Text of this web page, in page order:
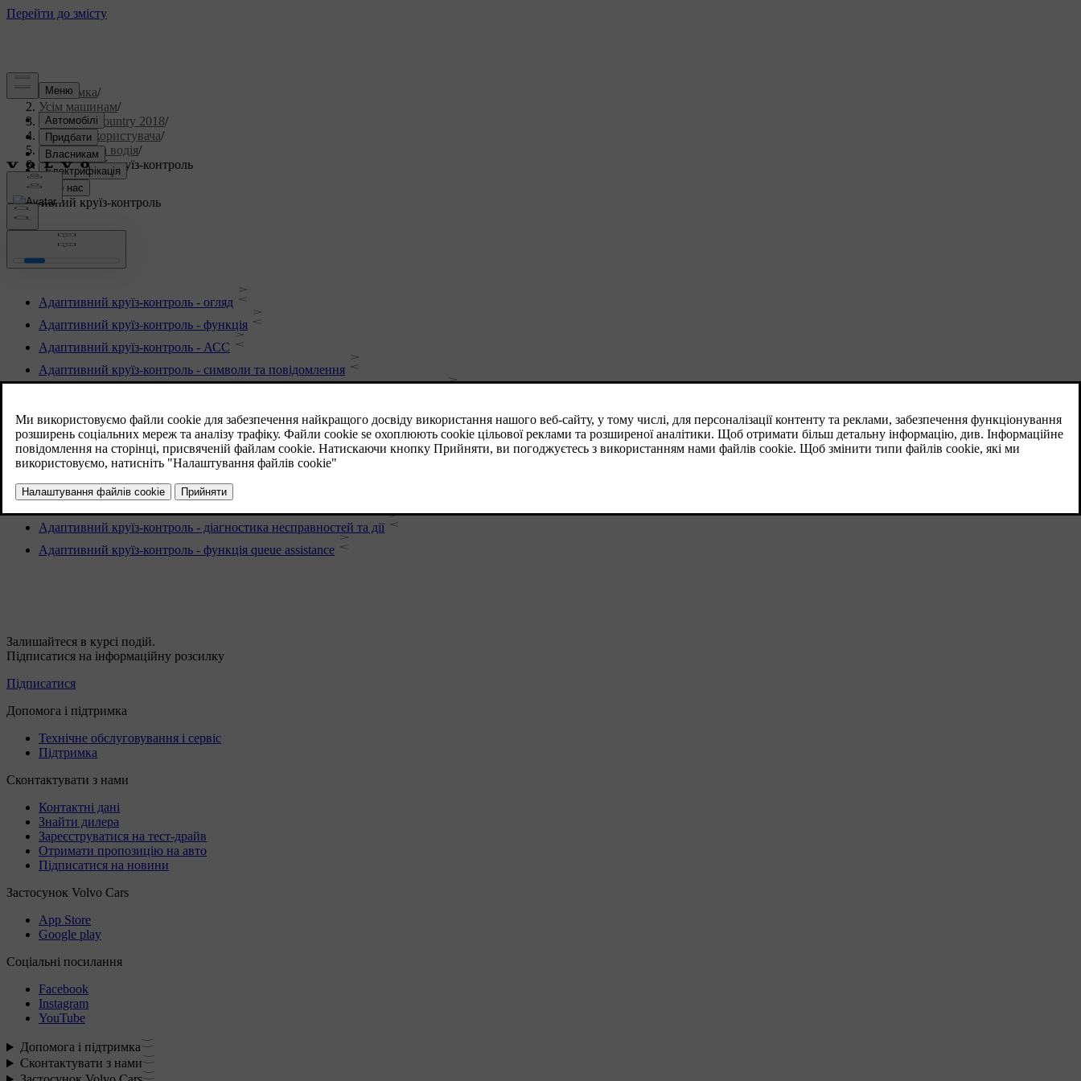
Підтримка/
Усім машинам/
S60 Cross Country 2018/
Посібник користувача/
Підтримка водія/
Адаптивний круїз-контроль
Адаптивний круїз-контроль
Адаптивний круїз-контроль - огляд
Адаптивний круїз-контроль - функція
Адаптивний круїз-контроль - АСС
Адаптивний круїз-контроль - символи та повідомлення
Адаптивний круїз-контроль - керування швидкістю
Адаптивний круїз-контроль - вимкнення
Адаптивний круїз-контроль - обгін інших транспортних засобів
Адаптивний круїз-контроль - переключення функцій круїз-контролю
Адаптивний круїз-контроль - встановлення інтервалу часу
Адаптивний круїз-контроль - діагностика несправностей та дії
Адаптивний круїз-контроль - функція queue assistance